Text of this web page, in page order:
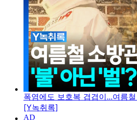
폭염에도 보호복 겹겹이...여름
[Y녹취록]